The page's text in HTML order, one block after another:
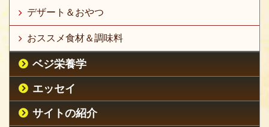
デザート＆おやつ
おススメ食材＆調味料
ベジ栄養学
エッセイ
サイトの紹介